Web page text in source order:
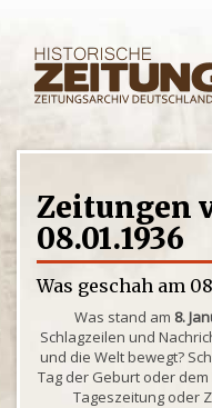
Zeitungen
08.01.1936
Was geschah am
Was stand am 8.
Schlagzeilen und
und die Welt bewegt?
Tag der Geburt oder
Tageszeitung oder